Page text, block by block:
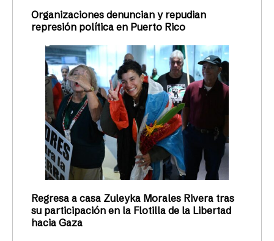
Organizaciones denuncian y repudian
represión política en Puerto Rico
Regresa a casa Zuleyka Morales Rivera tras
su participación en la Flotilla de la Libertad
hacia Gaza